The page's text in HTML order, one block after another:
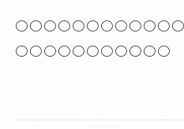
○○○○○○○○○○○